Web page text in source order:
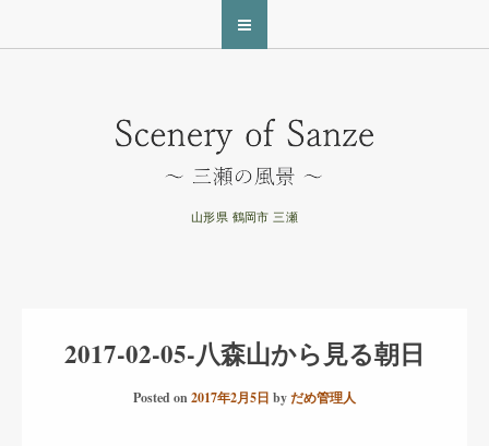
山形県 鶴岡市 三瀬
2017-02-05-八森山から見る朝日
Posted on2017年2月5日 byだめ管理人